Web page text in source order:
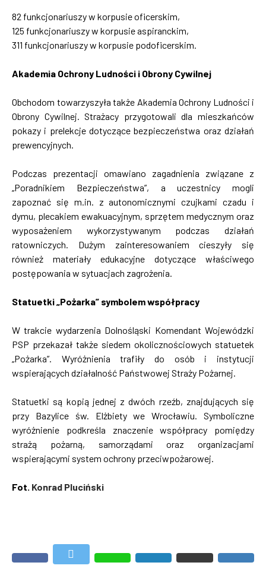
82 funkcjonariuszy w korpusie oficerskim,
125 funkcjonariuszy w korpusie aspiranckim,
311 funkcjonariuszy w korpusie podoficerskim.
Akademia Ochrony Ludności i Obrony Cywilnej
Obchodom towarzyszyła także Akademia Ochrony Ludności i
Obrony Cywilnej. Strażacy przygotowali dla mieszkańców
pokazy i prelekcje dotyczące bezpieczeństwa oraz działań
prewencyjnych.
Podczas prezentacji omawiano zagadnienia związane z
„Poradnikiem Bezpieczeństwa”, a uczestnicy mogli
zapoznać się m.in. z autonomicznymi czujkami czadu i
dymu, plecakiem ewakuacyjnym, sprzętem medycznym oraz
wyposażeniem wykorzystywanym podczas działań
ratowniczych. Dużym zainteresowaniem cieszyły się
również materiały edukacyjne dotyczące właściwego
postępowania w sytuacjach zagrożenia.
Statuetki „Pożarka” symbolem współpracy
W trakcie wydarzenia Dolnośląski Komendant Wojewódzki
PSP przekazał także siedem okolicznościowych statuetek
„Pożarka”. Wyróżnienia trafiły do osób i instytucji
wspierających działalność Państwowej Straży Pożarnej.
Statuetki są kopią jednej z dwóch rzeźb, znajdujących się
przy Bazylice św. Elżbiety we Wrocławiu. Symboliczne
wyróżnienie podkreśla znaczenie współpracy pomiędzy
strażą pożarną, samorządami oraz organizacjami
wspierającymi system ochrony przeciwpożarowej.
Fot. Konrad Pluciński